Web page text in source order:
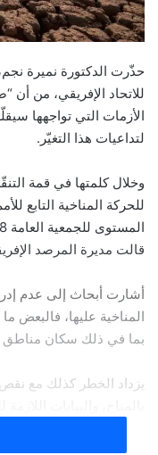
حذّرت الدكتورة نميرة
للاتحاد الإفريقي، من
الأزمات التي تواجهها
لتداعيات هذا التغيّر.
وخلال كلمتها في قمة
للحركة المناخية التابع
قالت مديرة المرصد
أشارت أبحاث إلى عدم
المناخية عليها، فالبعض
بما في ذلك سكان مناطق
يزداد الخطر كذلك مع نقص
المواطنين في المناطق
أماكن أخرى.